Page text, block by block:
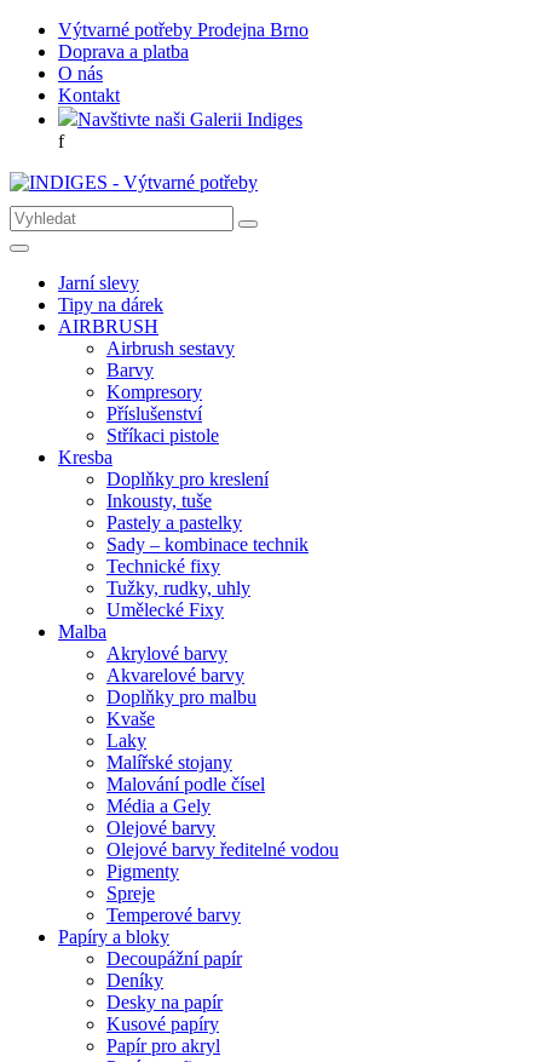
Výtvarné potřeby Prodejna Brno
Doprava a platba
O nás
Kontakt
Navštivte naši Galerii Indiges
f
Jarní slevy
Tipy na dárek
AIRBRUSH
Airbrush sestavy
Barvy
Kompresory
Příslušenství
Stříkaci pistole
Kresba
Doplňky pro kreslení
Inkousty, tuše
Pastely a pastelky
Sady – kombinace technik
Technické fixy
Tužky, rudky, uhly
Umělecké Fixy
Malba
Akrylové barvy
Akvarelové barvy
Doplňky pro malbu
Kvaše
Laky
Malířské stojany
Malování podle čísel
Média a Gely
Olejové barvy
Olejové barvy ředitelné vodou
Pigmenty
Spreje
Temperové barvy
Papíry a bloky
Decoupážní papír
Deníky
Desky na papír
Kusové papíry
Papír pro akryl